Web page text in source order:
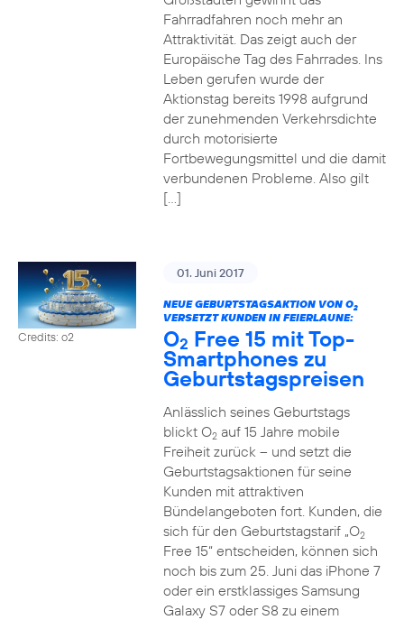
Fahrradfahren noch mehr an
Attraktivität. Das zeigt auch der
Europäische Tag des Fahrrades. Ins
Leben gerufen wurde der
Aktionstag bereits 1998 aufgrund
der zunehmenden Verkehrsdichte
durch motorisierte
Fortbewegungsmittel und die damit
verbundenen Probleme. Also gilt
[…]
Credits: o2
01. Juni 2017
NEUE GEBURTSTAGSAKTION VON O2
VERSETZT KUNDEN IN FEIERLAUNE:
O2 Free 15 mit Top-
Smartphones zu
Geburtstagspreisen
Anlässlich seines Geburtstags
blickt O2auf 15 Jahre mobile
Freiheit zurück – und setzt die
Geburtstagsaktionen für seine
Kunden mit attraktiven
Bündelangeboten fort. Kunden, die
sich für den Geburtstagstarif „O2
Free 15“ entscheiden, können sich
noch bis zum 25. Juni das iPhone 7
oder ein erstklassiges Samsung
Galaxy S7 oder S8 zu einem